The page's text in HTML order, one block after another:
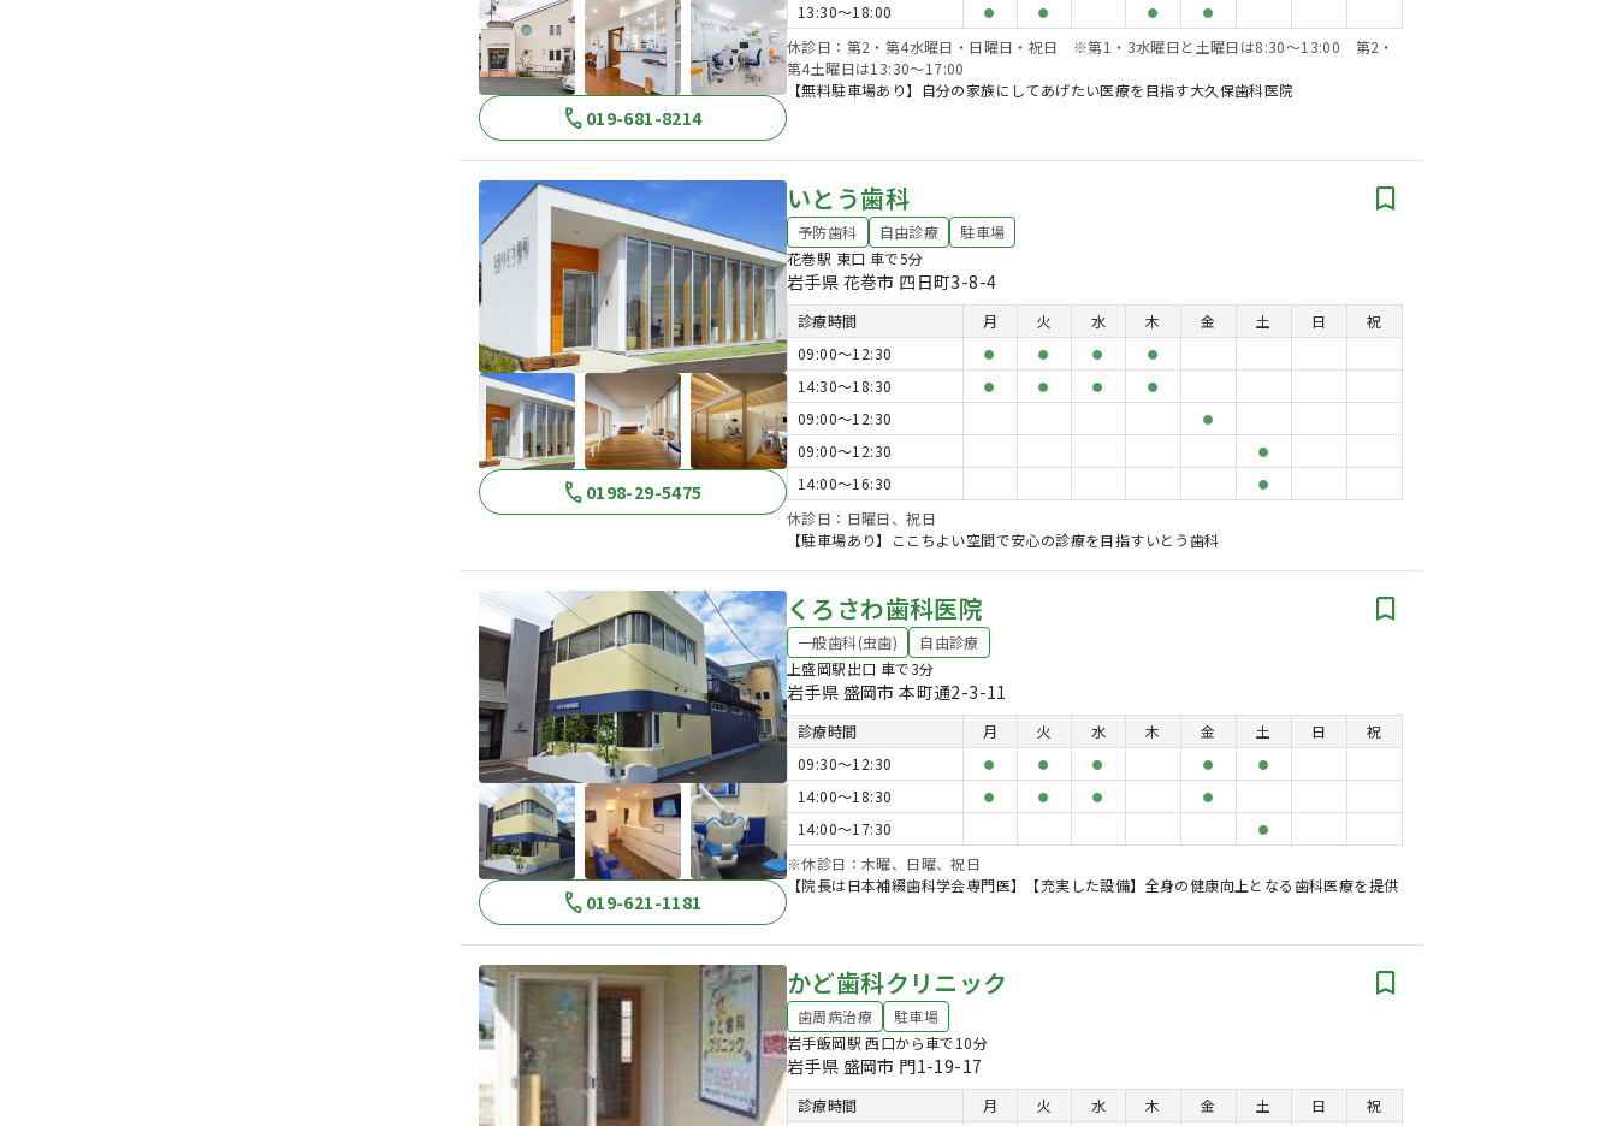
019-681-8214
13:30〜18:00 ● ● ● ●
休診日：第2・第4水曜日・日曜日・祝日 ※第1・3水曜日と土曜日は8:30～13:00 第2・
第4土曜日は13:30〜17:00
【無料駐車場あり】自分の家族にしてあげたい医療を目指す大久保歯科医院
0198-29-5475
いとう歯科
予防歯科 自由診療
駐車場
花巻駅 東口 車で5分
岩手県 花巻市 四日町3-8-4
診療時間 月 火 水 木 金 土 日
祝
09:00〜12:30
● ● ● ●
14:30〜18:30 ● ● ● ●
09:00〜12:30 ●
09:00〜12:30 ●
14:00〜16:30 ●
休診日：日曜日、祝日
【駐車場あり】ここちよい空間で安心の診療を目指すいとう歯科
019-621-1181
くろさわ歯科医院
一般歯科(虫歯)
自由診療
上盛岡駅出口 車で3分
岩手県 盛岡市 本町通2-3-11
診療時間 月 火 水 木 金 土 日
祝
09:30〜12:30
● ● ● ● ●
14:00〜18:30 ● ● ● ●
14:00〜17:30 ●
※休診日：木曜、日曜、祝日
【院長は日本補綴歯科学会専門医】【充実した設備】全身の健康向上となる歯科医療を提供
かど歯科クリニック
歯周病治療
駐車場
岩手飯岡駅 西口から車で10分
岩手県 盛岡市 門1-19-17
診療時間 月 火 水 木 金 土 日 祝